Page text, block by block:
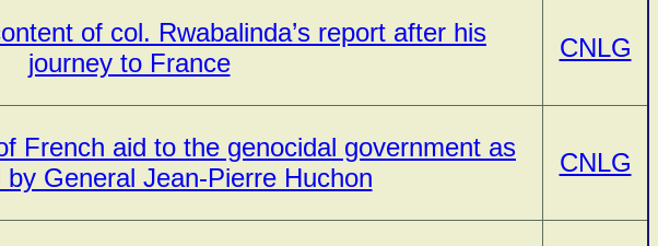
of col. Rwabalinda’s report after his
journey to France
CNLG
French aid to the genocidal government as
by General Jean-Pierre Huchon
CNLG